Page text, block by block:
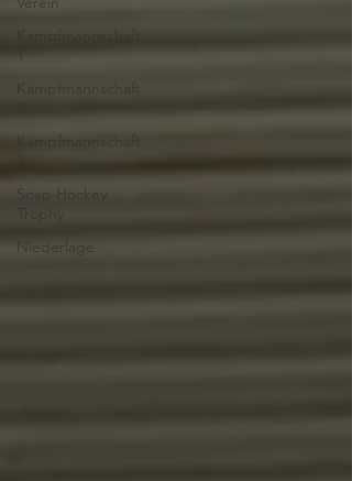
Kampfmannschaft
1
Kampfmannschaft
Kampfmannschaft
Soap Hockey
Niederlage